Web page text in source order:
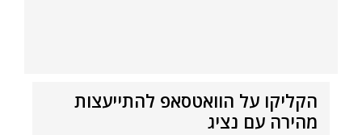
הקליקו על הוואטסאפ להתייעצות
מהירה עם נציג